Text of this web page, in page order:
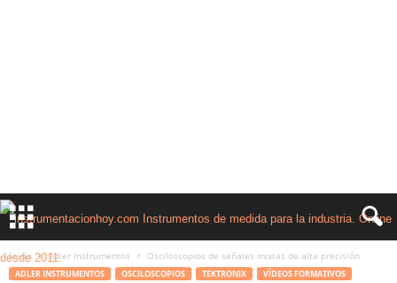
Inicio Adler Instrumentos Osciloscopios de señales mixtas de alta precisión
ADLER INSTRUMENTOS OSCILOSCOPIOS TEKTRONIX VÍDEOS FORMATIVOS